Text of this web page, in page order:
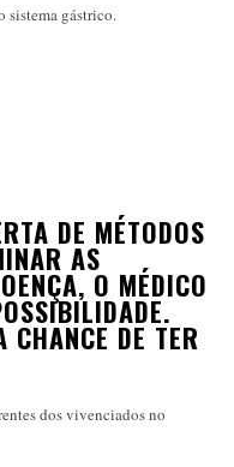
sistema gástrico.
DE MÉTODOS
AS
O MÉDICO
DE TER
dos vivenciados no